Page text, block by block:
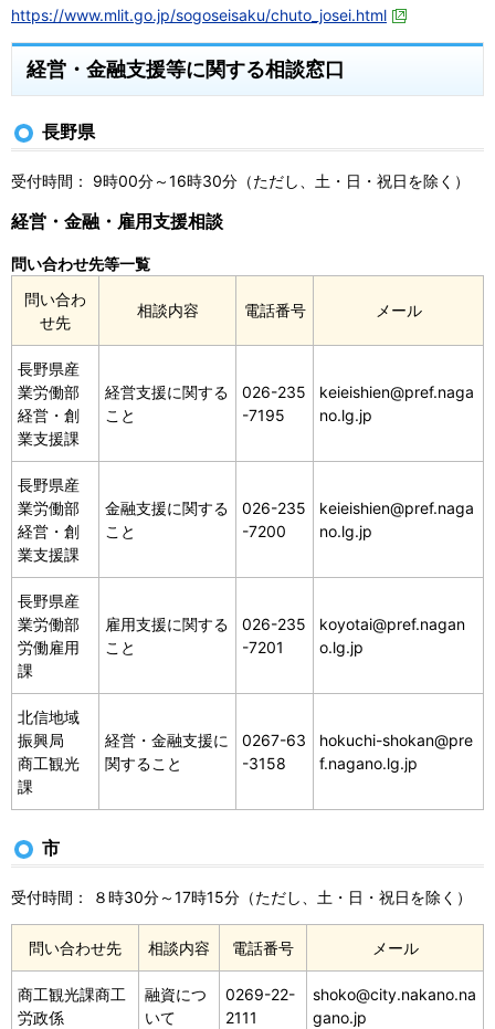
https://www.mlit.go.jp/sogoseisaku/chuto_josei.html
経営・金融支援等に関する相談窓口
長野県
受付時間： 9時00分～16時30分（ただし、土・日・祝日を除く）
経営・金融・雇用支援相談
問い合わせ先等一覧
問い合わ
せ先
相談内容 電話番号 メール
長野県産
業労働部
経営・創
業支援課
経営支援に関する
こと
026-235
-7195
keieishien@pref.naga
no.lg.jp
長野県産
業労働部
経営・創
業支援課
金融支援に関する
こと
026-235
-7200
keieishien@pref.naga
no.lg.jp
長野県産
業労働部
労働雇用
課
雇用支援に関する
こと
026-235
-7201
koyotai@pref.nagan
o.lg.jp
北信地域
振興局
商工観光
課
経営・金融支援に
関すること
0267-63
-3158
hokuchi-shokan@pre
f.nagano.lg.jp
市
受付時間： ８時30分～17時15分（ただし、土・日・祝日を除く）
問い合わせ先 相談内容 電話番号 メール
商工観光課商工
労政係
融資につ
いて
0269-22-
2111
shoko@city.nakano.na
gano.jp